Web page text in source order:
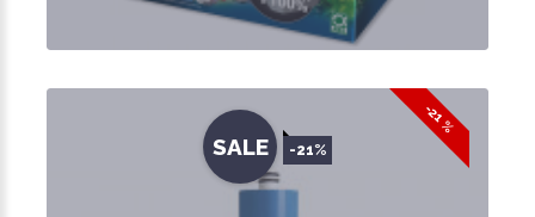
-21 %
SALE -21%